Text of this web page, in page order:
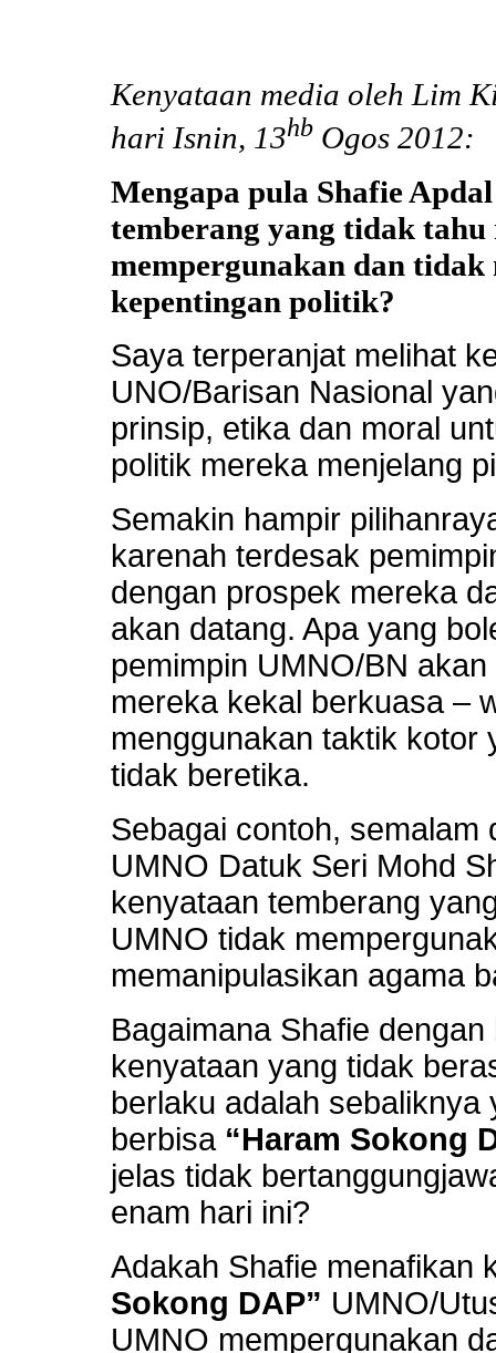
Kenyataan media oleh Lim
hari Isnin, 13hb Ogos 2012:
Mengapa pula Shafie
temberang yang tidak
mempergunakan dan
kepentingan politik?
Saya terperanjat melihat
UNO/Barisan Nasional
prinsip, etika dan moral
politik mereka menjelang
Semakin hampir
karenah terdesak
dengan prospek mereka
akan datang. Apa yang
pemimpin UMNO/BN
mereka kekal berkuasa –
menggunakan taktik kotor
tidak beretika.
Sebagai contoh, semalam
UMNO Datuk Seri Mohd
kenyataan temberang
UMNO tidak
memanipulasikan agama
Bagaimana Shafie
kenyataan yang tidak
berlaku adalah sebaliknya
berbisa “Haram Sokong
jelas tidak
enam hari ini?
Adakah Shafie menafikan
Sokong DAP” UMNO/
UMNO mempergunakan